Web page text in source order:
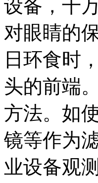
设备，千
对眼睛的
日环食时
头的前端
方法。如
镜等作为
业设备观